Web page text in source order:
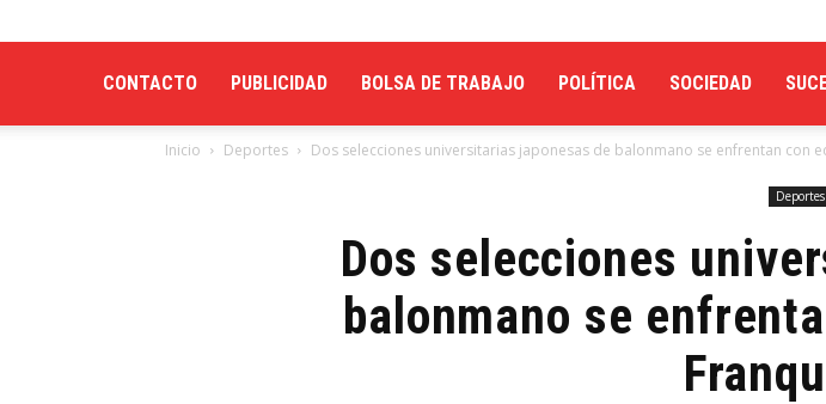
CONTACTO PUBLICIDAD BOLSA DE TRABAJO POLÍTICA SOCIEDAD
Inicio Deportes Dos selecciones universitarias japonesas de balonmano se enfrentan con
Deportes
Dos selecciones
balonmano se